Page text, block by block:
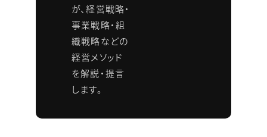
が、経営戦略・
事業戦略・組
織戦略などの
経営メソッド
を解説・提言
します。